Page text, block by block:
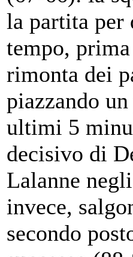
la partita per
tempo,
rimonta dei
piazzando
ultimi 5
decisivo di
Lalanne
invece,
secondo